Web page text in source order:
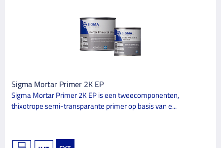
Sigma Mortar Primer 2K EP
Sigma Mortar Primer 2K EP is een tweecomponenten,
thixotrope semi-transparante primer op basis van e...